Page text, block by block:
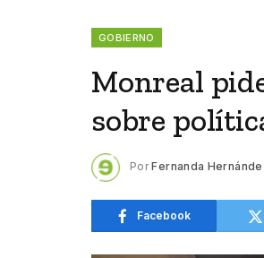
GOBIERNO
Monreal
sobre
Por Fernanda
Facebook